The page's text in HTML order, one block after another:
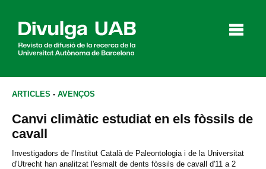
ARTICLES - AVENÇOS
Canvi climàtic estudiat en els fòssils de
cavall
Investigadors de l'Institut Català de Paleontologia i de la Universitat
d'Utrecht han analitzat l'esmalt de dents fòssils de cavall d'11 a 2